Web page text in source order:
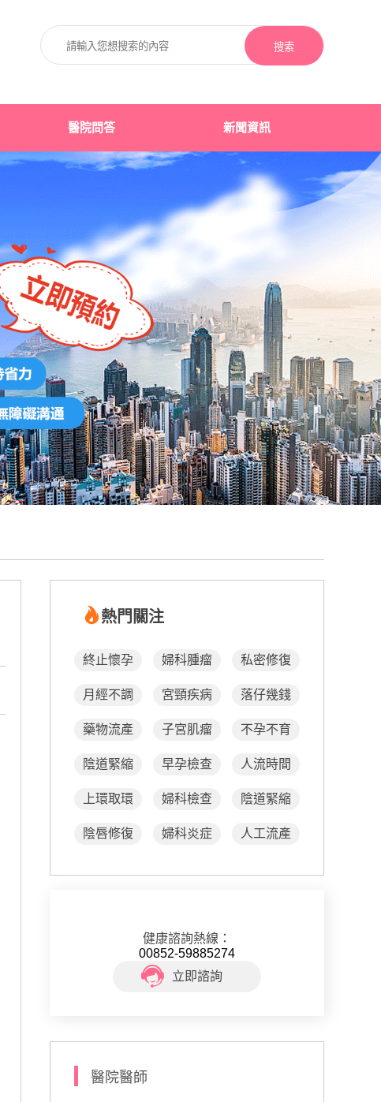
搜索
醫院問答 新聞資訊
熱門關注
終止懷孕 婦科腫瘤 私密修復
月經不調 宮頸疾病 落仔幾錢
藥物流產 子宮肌瘤 不孕不育
陰道緊縮 早孕檢查 人流時間
上環取環 婦科檢查 陰道緊縮
陰唇修復 婦科炎症 人工流產
健康諮詢熱線：
00852-59885274
立即諮詢
醫院醫師